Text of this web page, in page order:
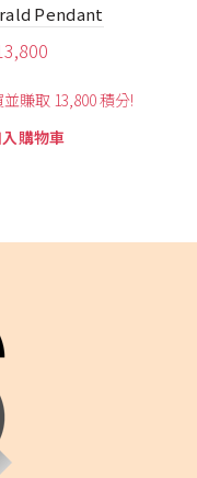
Pendant
賺取 13,800 積分!
購物車